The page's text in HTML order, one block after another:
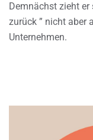
Demnächst zieht
zurück ” nicht aber
Unternehmen.